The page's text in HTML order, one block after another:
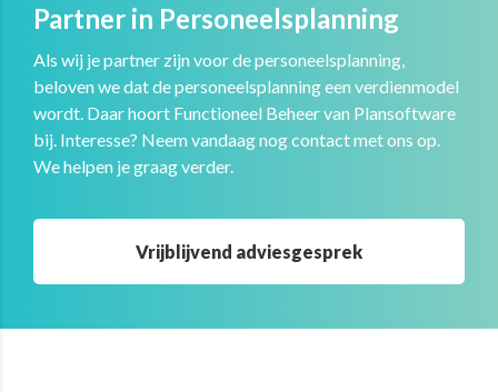
Partner in Personeelsplanning
Als wij je partner zijn voor de personeelsplanning,
beloven we dat de personeelsplanning een verdienmodel
wordt. Daar hoort Functioneel Beheer van Plansoftware
bij. Interesse? Neem vandaag nog contact met ons op.
We helpen je graag verder.
Vrijblijvend adviesgesprek